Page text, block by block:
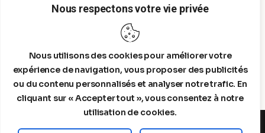
Nous respectons votre vie privée
Nous utilisons des cookies pour améliorer votre
expérience de navigation, vous proposer des publicités
ou du contenu personnalisés et analyser notre trafic. En
cliquant sur « Accepter tout », vous consentez à notre
utilisation de cookies.